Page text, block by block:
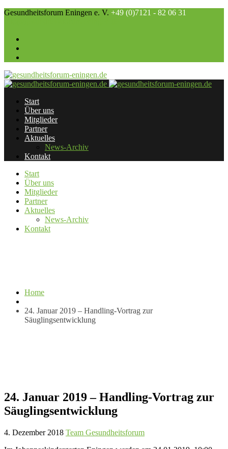
Gesundheitsforum Eningen e. V. +49 (0)7121 - 82 06 31
Start
Über uns
Mitglieder
Partner
Aktuelles
News-Archiv
Kontakt
Start
Über uns
Mitglieder
Partner
Aktuelles
News-Archiv
Kontakt
Home
24. Januar 2019 – Handling-Vortrag zur
Säuglingsentwicklung
24. Januar 2019 – Handling-Vortrag zur
Säuglingsentwicklung
4. Dezember 2018 Team Gesundheitsforum